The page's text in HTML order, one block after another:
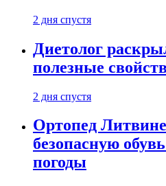
2 дня спустя
Диетолог
полезные
2 дня спустя
Ортопед
безопасную
погоды